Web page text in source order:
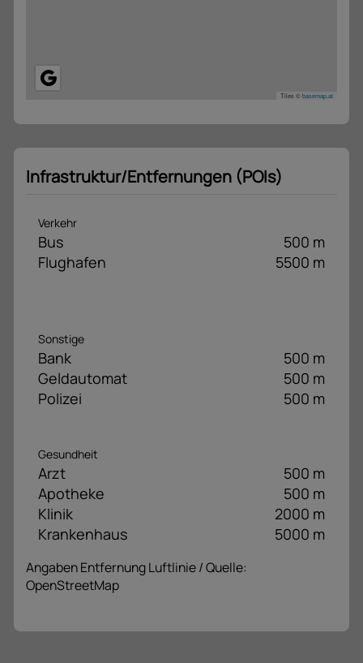
Tiles ©basemap.at
Infrastruktur/Entfernungen (POIs)
Verkehr
Bus
500 m
Flughafen
5500 m
Sonstige
Bank
500 m
Geldautomat
500 m
Polizei
500 m
Gesundheit
Arzt
500 m
Apotheke
500 m
Klinik
2000 m
Krankenhaus
5000 m
Angaben Entfernung Luftlinie / Quelle:
OpenStreetMap